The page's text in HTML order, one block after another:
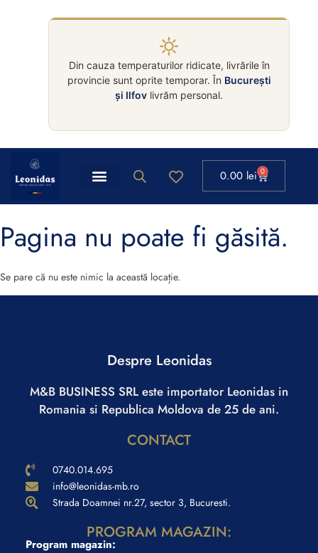
Din cauza temperaturilor ridicate, livrările în
provincie sunt oprite temporar. În București
și Ilfov livrăm personal.
0.00 lei 0
Pagina nu poate fi găsită.
Se pare că nu este nimic la această locație.
Despre Leonidas
M&B BUSINESS SRL este importator Leonidas in
Romania si Republica Moldova de 25 de ani.
CONTACT
0740.014.695
info@leonidas-mb.ro
Strada Doamnei nr.27, sector 3, Bucuresti.
PROGRAM MAGAZIN:
Program magazin: